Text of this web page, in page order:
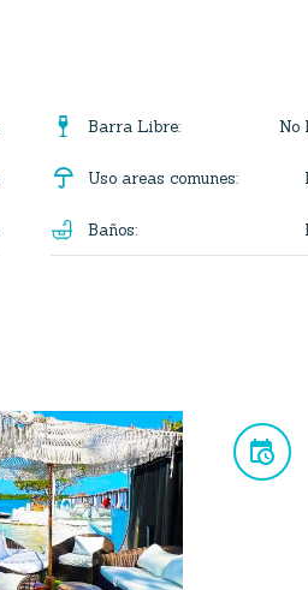
 Barra Libre: No
 Uso areas comunes:
Baños:

